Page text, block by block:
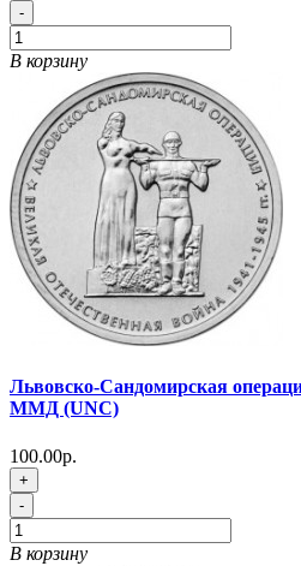
-
В корзину
Львовско-Сандомирская
ММД (UNC)
100.00р.
+
-
В корзину